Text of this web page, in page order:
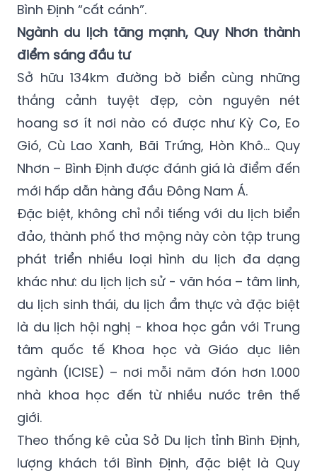
Bình Định “cất cánh”.
Ngành du lịch tăng mạnh, Quy Nhơn thành
điểm sáng đầu tư
Sở hữu 134km đường bờ biển cùng những
thắng cảnh tuyệt đẹp, còn nguyên nét
hoang sơ ít nơi nào có được như Kỳ Co, Eo
Gió, Cù Lao Xanh, Bãi Trứng, Hòn Khô… Quy
Nhơn – Bình Định được đánh giá là điểm đến
mới hấp dẫn hàng đầu Đông Nam Á.
Đặc biệt, không chỉ nổi tiếng với du lịch biển
đảo, thành phố thơ mộng này còn tập trung
phát triển nhiều loại hình du lịch đa dạng
khác như: du lịch lịch sử - văn hóa – tâm linh,
du lịch sinh thái, du lịch ẩm thực và đặc biệt
là du lịch hội nghị - khoa học gắn với Trung
tâm quốc tế Khoa học và Giáo dục liên
ngành (ICISE) – nơi mỗi năm đón hơn 1.000
nhà khoa học đến từ nhiều nước trên thế
giới.
Theo thống kê của Sở Du lịch tỉnh Bình Định,
lượng khách tới Bình Định, đặc biệt là Quy